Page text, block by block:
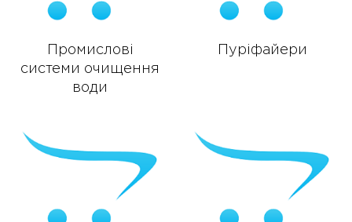
Промислові
системи очищення
води
Пуріфайери